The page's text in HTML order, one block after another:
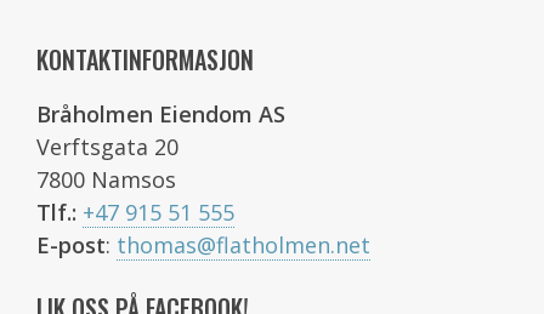
KONTAKTINFORMASJON
Bråholmen Eiendom AS
Verftsgata 20
7800 Namsos
Tlf.: +47 915 51 555
E-post: thomas@flatholmen.net